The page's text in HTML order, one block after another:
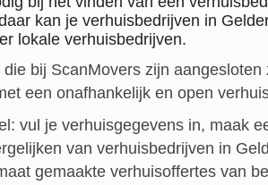
kan je verhuisbedrijven in
lokale verhuisbedrijven.
bij ScanMovers zijn
een onafhankelijk en open
vul je verhuisgegevens in, maak
van verhuisbedrijven in
gemaakte verhuisoffertes van